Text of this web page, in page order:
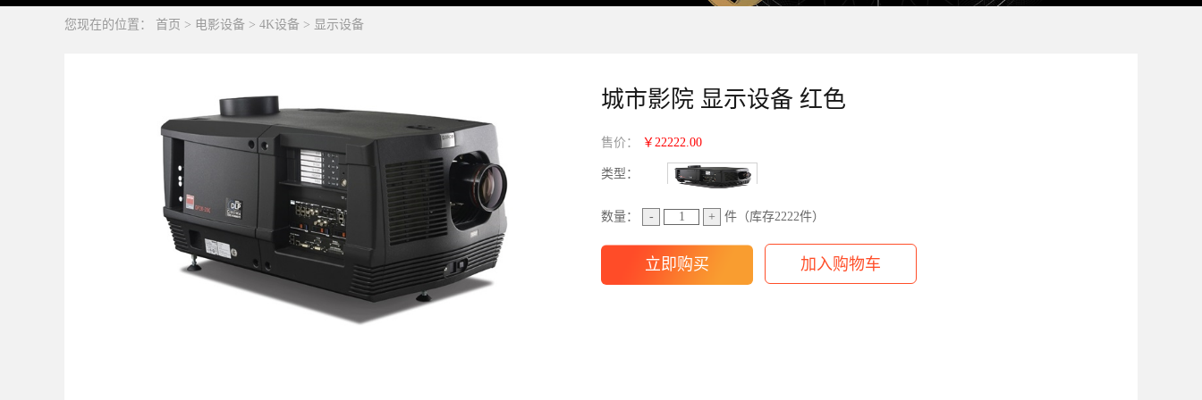
您现在的位置： 首页 > 电影设备 > 4K设备 > 显示设备
城市影院 显示设备 红色
售价： ￥22222.00
类型：
数量： - + 件（库存2222件）